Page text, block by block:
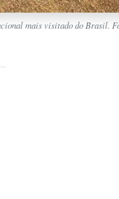
mais visitado do Brasil.